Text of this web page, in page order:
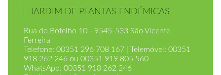
JARDIM DE PLANTAS ENDÉMICAS
Rua do Botelho 10 - 9545-533 São Vicente
Ferreira
Telefone: 00351 296 708 167 | Telemóvel: 00351
918 262 246 ou 00351 919 805 560
WhatsApp: 00351 918 262 246